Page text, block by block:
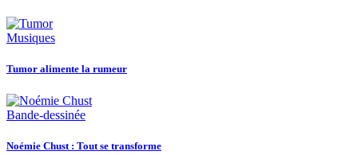
Musiques
Tumor alimente la rumeur
Bande-dessinée
Noémie Chust : Tout se transforme